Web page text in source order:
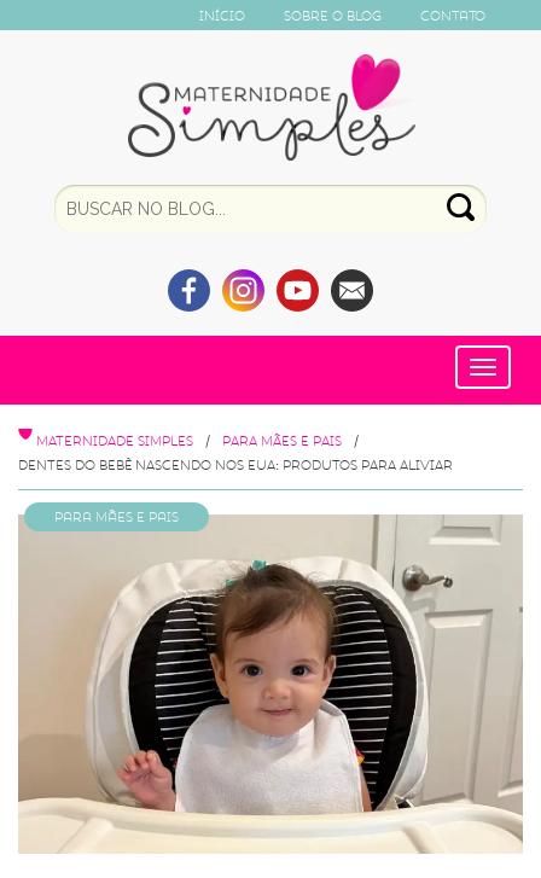
Início Sobre o Blog Contato
Toggle
MATERNIDADE SIMPLES
PARA MÃES E PAIS
DENTES DO BEBÊ NASCENDO NOS EUA: PRODUTOS PARA ALIVIAR
Para Mães e Pais